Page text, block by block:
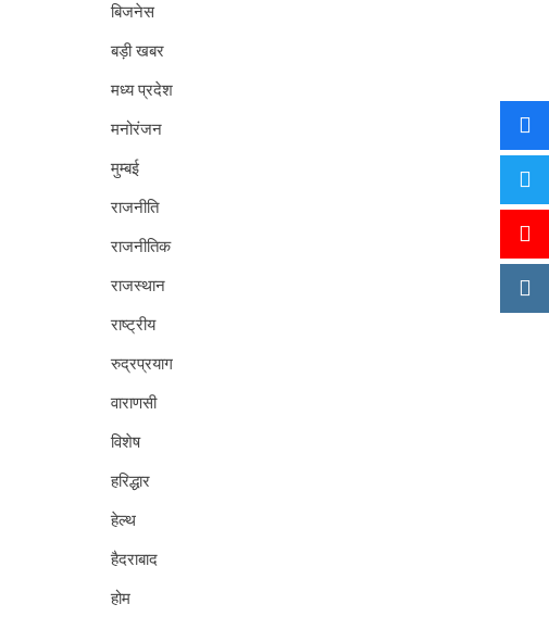
बिजनेस
बड़ी खबर
मध्य प्रदेश
मनोरंजन
मुम्बई
राजनीति
राजनीतिक
राजस्थान
राष्ट्रीय
रुद्रप्रयाग
वाराणसी
विशेष
हरिद्धार
हेल्थ
हैदराबाद
होम